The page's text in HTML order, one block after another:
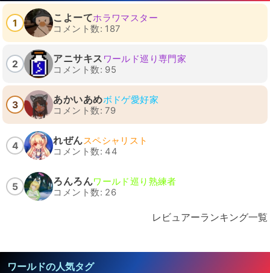
1 こよーてホラワマスター
コメント数: 187
2 アニサキス ワールド巡り専門家
コメント数: 95
3 あかいあめボドゲ愛好家
コメント数: 79
4 れぜんスペシャリスト
コメント数: 44
5 ろんろんワールド巡り熟練者
コメント数: 26
レビュアーランキング一覧
ワールドの人気タグ